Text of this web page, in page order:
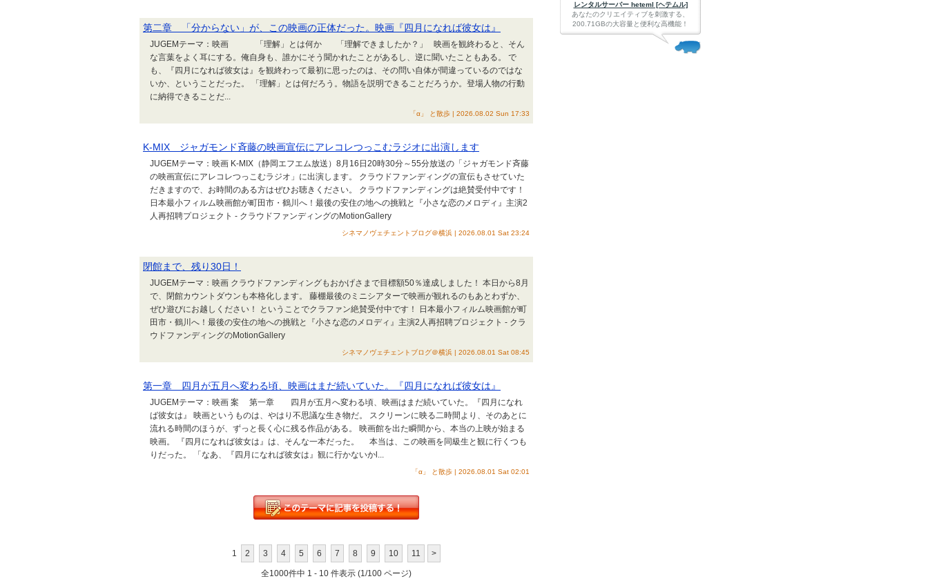
第二章 「分からない」が、この映画の正体だった。映画『四月になれば彼女は』
JUGEMテーマ：映画 「理解」とは何か 「理解できましたか？」 映画を観終わると、そん
な言葉をよく耳にする。俺自身も、誰かにそう聞かれたことがあるし、逆に聞いたこともある。 で
も、『四月になれば彼女は』を観終わって最初に思ったのは、その問い自体が間違っているのではな
いか、ということだった。 「理解」とは何だろう。物語を説明できることだろうか。登場人物の行動
に納得できることだ...
「α」 と散歩 | 2026.08.02 Sun 17:33
K-MIX ジャガモンド斉藤の映画宣伝にアレコレつっこむラジオに出演します
JUGEMテーマ：映画 K-MIX（静岡エフエム放送）8月16日20時30分～55分放送の「ジャガモンド斉藤
の映画宣伝にアレコレつっこむラジオ」に出演します。 クラウドファンディングの宣伝もさせていた
だきますので、お時間のある方はぜひお聴きください。 クラウドファンディングは絶賛受付中です！
日本最小フィルム映画館が町田市・鶴川へ！最後の安住の地への挑戦と『小さな恋のメロディ』主演2
人再招聘プロジェクト - クラウドファンディングのMotionGallery
シネマノヴェチェントブログ＠横浜 | 2026.08.01 Sat 23:24
閉館まで、残り30日！
JUGEMテーマ：映画 クラウドファンディングもおかげさまで目標額50％達成しました！ 本日から8月
で、閉館カウントダウンも本格化します。 藤棚最後のミニシアターで映画が観れるのもあとわずか、
ぜひ遊びにお越しください！ ということでクラファン絶賛受付中です！ 日本最小フィルム映画館が町
田市・鶴川へ！最後の安住の地への挑戦と『小さな恋のメロディ』主演2人再招聘プロジェクト - クラ
ウドファンディングのMotionGallery
シネマノヴェチェントブログ＠横浜 | 2026.08.01 Sat 08:45
第一章 四月が五月へ変わる頃、映画はまだ続いていた。『四月になれば彼女は』
JUGEMテーマ：映画 案 第一章 四月が五月へ変わる頃、映画はまだ続いていた。『四月になれ
ば彼女は』 映画というものは、やはり不思議な生き物だ。 スクリーンに映る二時間より、そのあとに
流れる時間のほうが、ずっと長く心に残る作品がある。 映画館を出た瞬間から、本当の上映が始まる
映画。 『四月になれば彼女は』は、そんな一本だった。 本当は、この映画を同級生と観に行くつも
りだった。 「なあ、『四月になれば彼女は』観に行かないかӏ...
「α」 と散歩 | 2026.08.01 Sat 02:01
1 2 3 4 5 6 7 8 9 10 11 >
全1000件中 1 - 10 件表示 (1/100 ページ)
レンタルサーバー heteml [ヘテムル]
あなたのクリエイティブを刺激する、
200.71GBの大容量と便利な高機能！